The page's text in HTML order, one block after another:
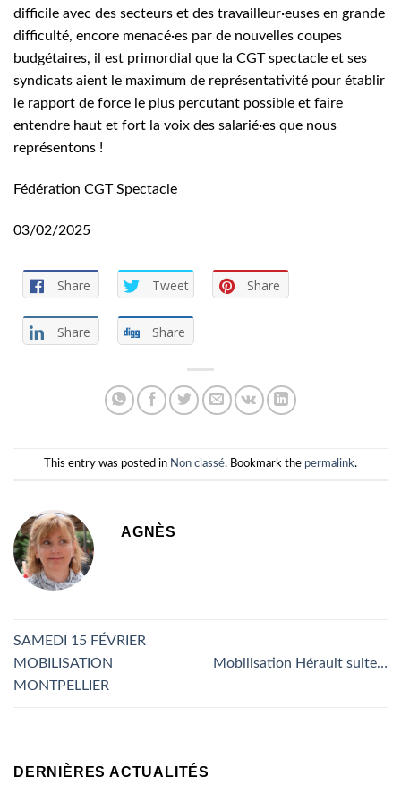
difficile avec des secteurs et des travailleur·euses en grande
difficulté, encore menacé·es par de nouvelles coupes
budgétaires, il est primordial que la CGT spectacle et ses
syndicats aient le maximum de représentativité pour établir
le rapport de force le plus percutant possible et faire
entendre haut et fort la voix des salarié·es que nous
représentons !
Fédération CGT Spectacle
03/02/2025
Share Tweet Share
Share Share
This entry was posted in Non classé. Bookmark the permalink.
AGNÈS
SAMEDI 15 FÉVRIER
MOBILISATION
MONTPELLIER
Mobilisation Hérault suite…
DERNIÈRES ACTUALITÉS